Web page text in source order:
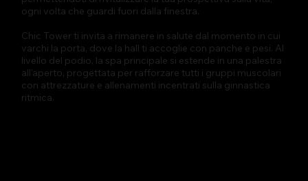
ogni volta che guardi fuori dalla finestra.
Chic Tower ti invita a rimanere in salute dal momento in cui
varchi la porta, dove la hall ti accoglie con panche e pesi. Al
livello del podio, la spa principale si estende in una palestra
all'aperto, progettata per rafforzare tutti i gruppi muscolari
con attrezzature e allenamenti incentrati sulla ginnastica
ritmica.